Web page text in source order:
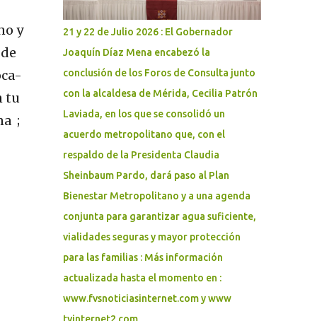
y
tu
;
objetivo es ordenar la movilidad, proteger la
integridad de las personas asistentes y
prevenir situaciones de riesgo,
especialmente ante la posible presencia de
niñas, niños, adolescentes y personas
adultas mayores. Como parte del
dispositivo, se realizarán cierres viales en los
avenida Pérez Ponce, a la altura de Walmart.
- Calle 58-A, avenida Carlos Torre Repetto,
por avenida Cupules. - Prolongación
Montejo por calle 21, a la altura de la Ford. -
Calle 60 por avenida del Deportista, a la
Avenida Ró...
21 y 22 de Julio 2026 : El Gobernador
Joaquín Díaz Mena encabezó la
conclusión de los Foros de Consulta junto
con la alcaldesa de Mérida, Cecilia Patrón
Laviada, en los que se consolidó un
acuerdo metropolitano que, con el
respaldo de la Presidenta Claudia
Sheinbaum Pardo, dará paso al Plan
Bienestar Metropolitano y a una agenda
conjunta para garantizar agua suficiente,
vialidades seguras y mayor protección
para las familias : Más información
actualizada hasta el momento en :
www.fvsnoticiasinternet.com y www